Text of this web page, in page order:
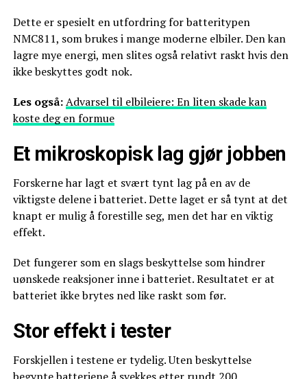
Dette er spesielt en utfordring for batteritypen
NMC811, som brukes i mange moderne elbiler. Den kan
lagre mye energi, men slites også relativt raskt hvis den
ikke beskyttes godt nok.
Les også:Advarsel til elbileiere: En liten skade kan
koste deg en formue
Et mikroskopisk lag gjør jobben
Forskerne har lagt et svært tynt lag på en av de
viktigste delene i batteriet. Dette laget er så tynt at det
knapt er mulig å forestille seg, men det har en viktig
effekt.
Det fungerer som en slags beskyttelse som hindrer
uønskede reaksjoner inne i batteriet. Resultatet er at
batteriet ikke brytes ned like raskt som før.
Stor effekt i tester
Forskjellen i testene er tydelig. Uten beskyttelse